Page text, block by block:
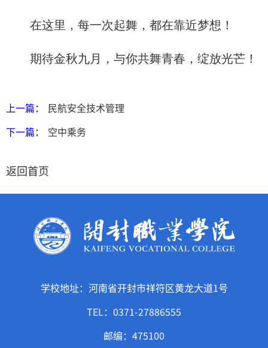
在这里，每一次起舞，都在靠近梦想！
期待金秋九月，与你共舞青春，绽放光芒！
上一篇：
民航安全技术管理
下一篇：
空中乘务
返回首页
学校地址：河南省开封市祥符区黄龙大道1号
TEL：0371-27886555
邮编：475100